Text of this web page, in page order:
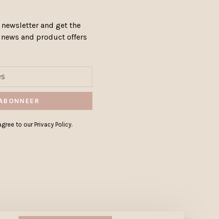
and get the
and product offers
to our Privacy Policy.